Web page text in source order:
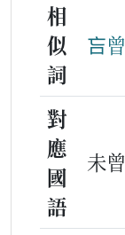
相
似
詞
吂曾
對
應
國
語
未曾